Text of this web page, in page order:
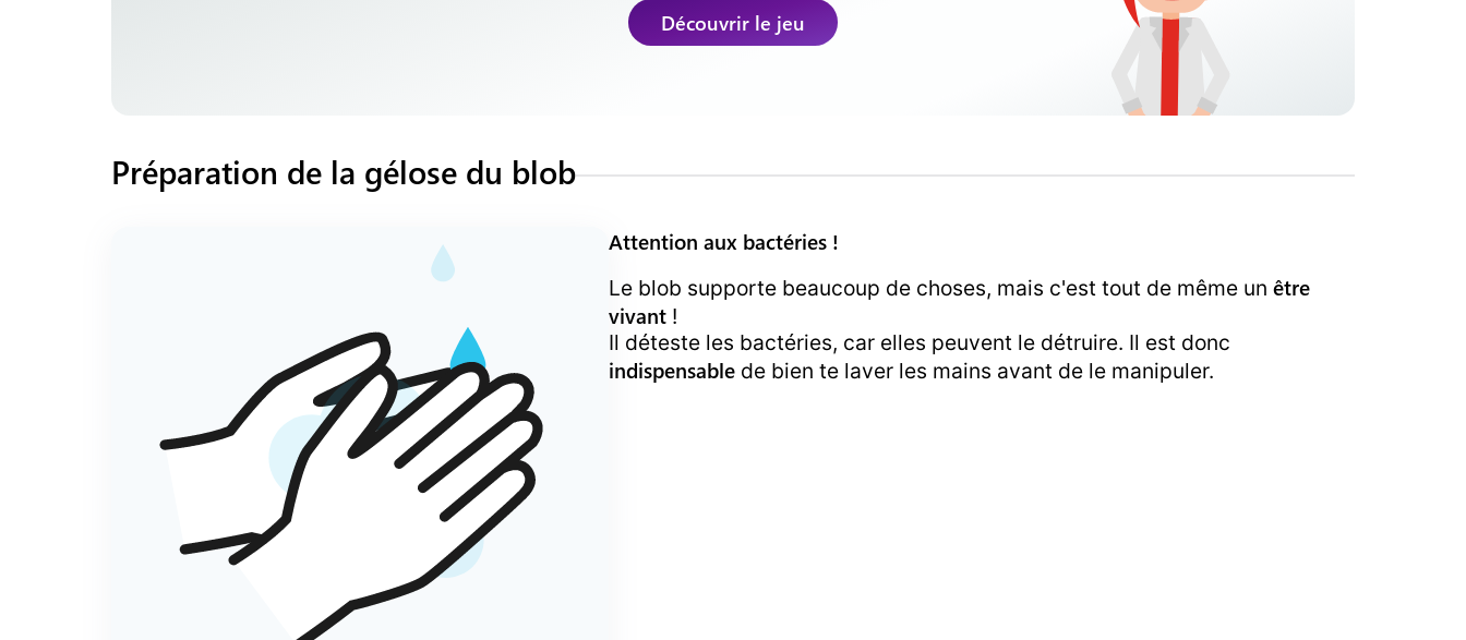
Découvrir le jeu
Préparation de la gélose du blob
Attention aux bactéries !
Le blob supporte beaucoup de choses, mais c'est tout de même un être
vivant !
Il déteste les bactéries, car elles peuvent le détruire. Il est donc
indispensable de bien te laver les mains avant de le manipuler.